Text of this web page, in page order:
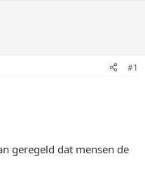
#1
geregeld dat mensen de